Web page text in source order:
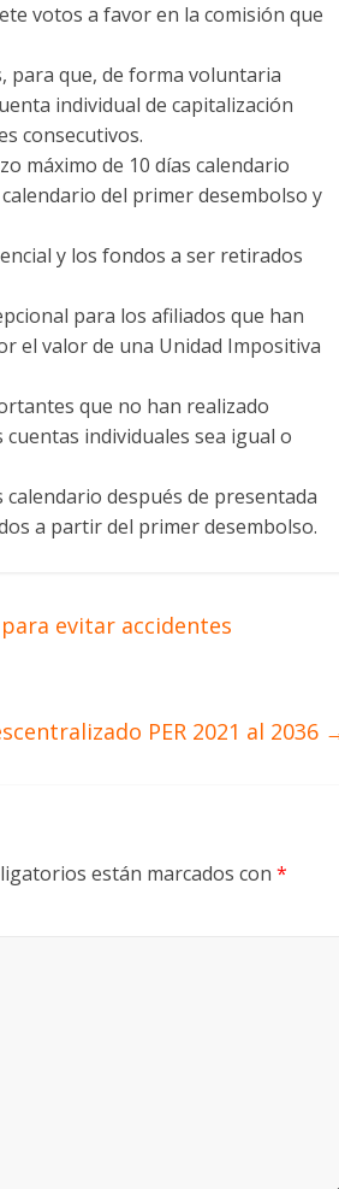
votos a favor en la comisión que
para que, de forma voluntaria
individual de capitalización
consecutivos.
máximo de 10 días calendario
del primer desembolso y
y los fondos a ser retirados
para los afiliados que han
el valor de una Unidad Impositiva
que no han realizado
individuales sea igual o
calendario después de presentada
a partir del primer desembolso.
evitar accidentes
PER 2021 al 2036
están marcados con *